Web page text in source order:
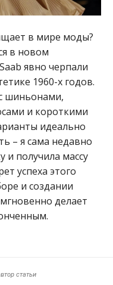
в мире моды?
в новом
явно черпали
1960-х годов.
шиньонами,
и короткими
идеально
– я сама недавно
и получила массу
успеха этого
и создании
делает
статьи